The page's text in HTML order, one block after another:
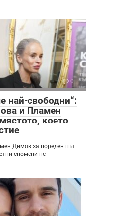
0
най-свободни“:
и Пламен
което
Димов за пореден път
спомени не